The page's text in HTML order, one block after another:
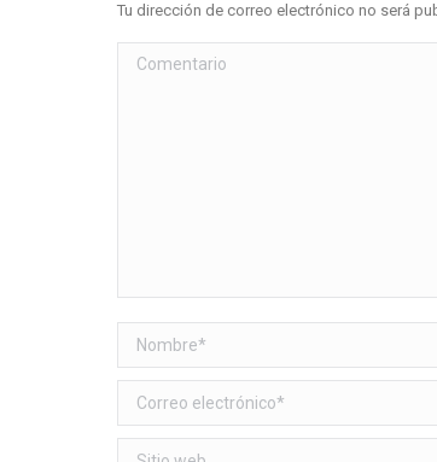
Tu dirección de correo electrónico no será
Comentario
Nombre *
Correo electrónico *
Sitio web